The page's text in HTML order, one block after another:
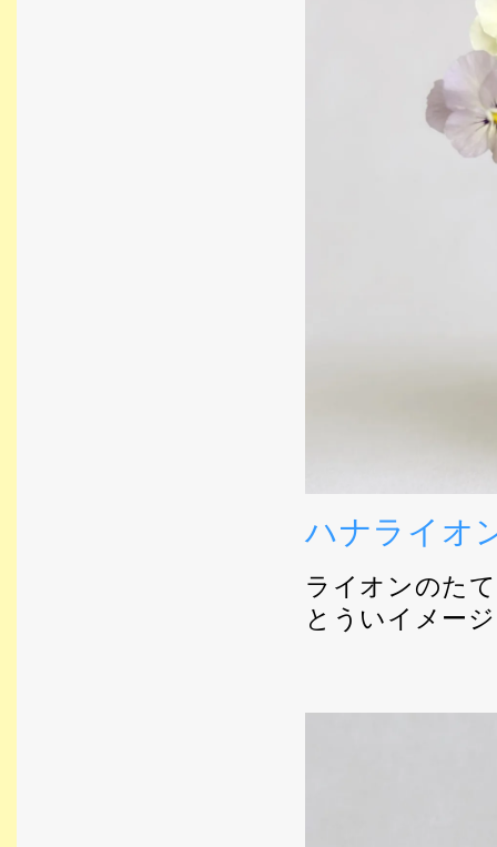
ハナライオ
ライオンのた
とういイメー